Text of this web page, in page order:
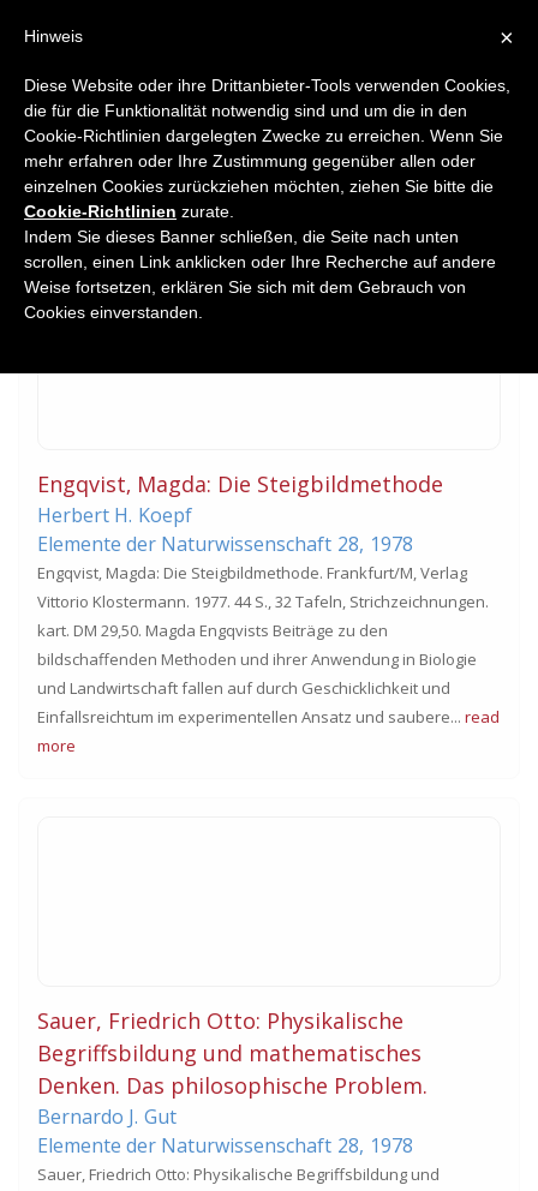
Home
Book Reviews
Engqvist‚ Magda: Die Steigbildmethode
Herbert H. Koepf
Elemente der Naturwissenschaft 28, 1978
Engqvist‚ Magda: Die Steigbildmethode. Frankfurt/M, Verlag
Vittorio Klostermann. 1977. 44 S., 32 Tafeln, Strichzeichnungen.
kart. DM 29,50. Magda Engqvists Beiträge zu den
bildschaffenden Methoden und ihrer Anwendung in Biologie
und Landwirtschaft fallen auf durch Geschicklichkeit und
Einfallsreichtum im experimentellen Ansatz und saubere... read
more
Sauer, Friedrich Otto: Physikalische
Begriffsbildung und mathematisches
Denken. Das philosophische Problem.
Bernardo J. Gut
Elemente der Naturwissenschaft 28, 1978
Sauer, Friedrich Otto: Physikalische Begriffsbildung und
×
Hinweis
Diese Website oder ihre Drittanbieter-Tools verwenden Cookies,
die für die Funktionalität notwendig sind und um die in den
Cookie-Richtlinien dargelegten Zwecke zu erreichen. Wenn Sie
mehr erfahren oder Ihre Zustimmung gegenüber allen oder
einzelnen Cookies zurückziehen möchten, ziehen Sie bitte die
Cookie-Richtlinien zurate.
Indem Sie dieses Banner schließen, die Seite nach unten
scrollen, einen Link anklicken oder Ihre Recherche auf andere
Weise fortsetzen, erklären Sie sich mit dem Gebrauch von
Cookies einverstanden.